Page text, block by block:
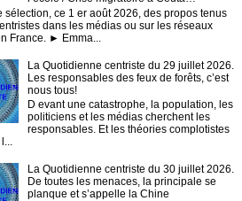
sélection, ce 1 er août 2026, des propos tenus
dans les médias ou sur les réseaux
France. ► Emma...
La Quotidienne centriste du 29 juillet 2026.
Les responsables des feux de forêts, c’est
nous tous!
D evant une catastrophe, la population, les
politiciens et les médias cherchent les
responsables. Et les théories complotistes
La Quotidienne centriste du 30 juillet 2026.
De toutes les menaces, la principale se
planque et s’appelle la Chine